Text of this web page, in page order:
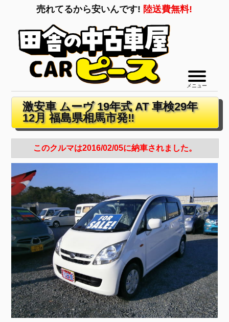
売れてるから安いんです! 陸送費無料!
メニュー
激安車 ムーヴ 19年式 AT 車検29年
12月 福島県相馬市発‼
このクルマは2016/02/05に納車されました。